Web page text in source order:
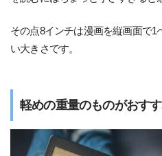
その点8インチは漫画を縦画面で
い大きさです。
軽めの重量のものがおすす